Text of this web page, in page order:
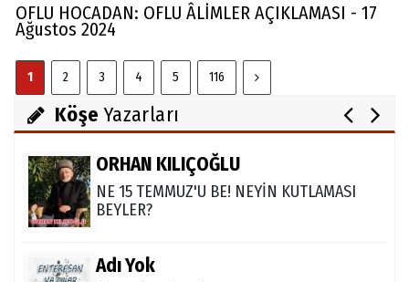
OFLU HOCADAN: OFLU ÂLİ̇MLER AÇIKLAMASI - 17
Ağustos 2024
1 2 3 4 5 116
Köşe Yazarları
Abdullah Gözaydın
ALLAH cc. MUCİZE YARATMAZ.
ORHAN KILIÇOĞLU
NE 15 TEMMUZ'U BE! NEYİN KUTLAMASI
BEYLER?
Adı Yok